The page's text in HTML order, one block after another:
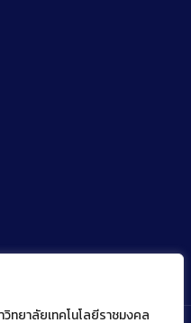
วิทยาลัยเทคโนโลยีราชมงคล